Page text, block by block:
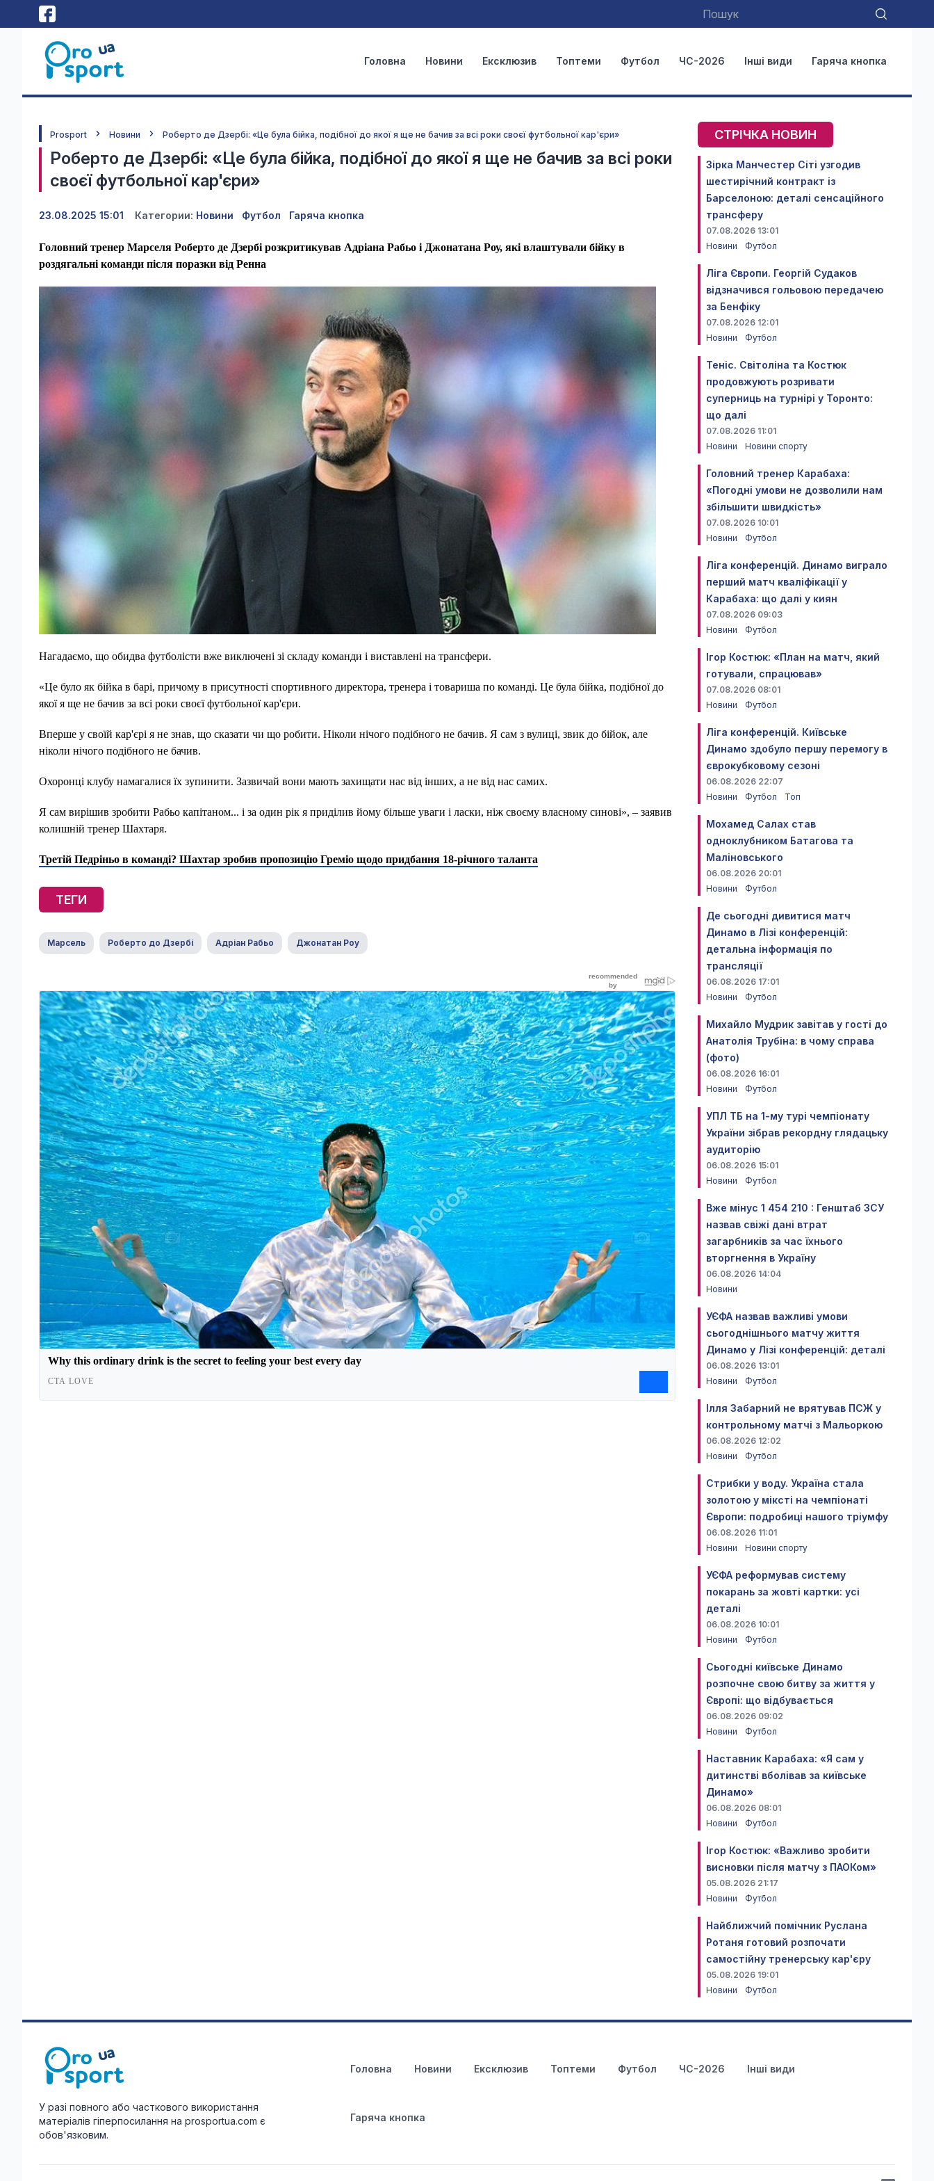
Головна Новини Ексклюзив Топтеми Футбол ЧС-2026 Інші види Гаряча кнопка
Prosport Новини Роберто де Дзербі: «Це була бійка, подібної до якої я ще не бачив за всі роки своєї футбольної кар'єри»
Роберто де Дзербі: «Це була бійка, подібної до якої я ще не бачив за всі роки
своєї футбольної кар'єри»
23.08.2025 15:01 Категории: Новини Футбол Гаряча кнопка
Головний тренер Марселя Роберто де Дзербі розкритикував Адріана Рабьо і Джонатана Роу, які влаштували бійку в
роздягальні команди після поразки від Ренна
Нагадаємо, що обидва футболісти вже виключені зі складу команди і виставлені на трансфери.
«Це було як бійка в барі, причому в присутності спортивного директора, тренера і товариша по команді. Це була бійка, подібної до
якої я ще не бачив за всі роки своєї футбольної кар'єри.
Вперше у своїй кар'єрі я не знав, що сказати чи що робити. Ніколи нічого подібного не бачив. Я сам з вулиці, звик до бійок, але
ніколи нічого подібного не бачив.
Охоронці клубу намагалися їх зупинити. Зазвичай вони мають захищати нас від інших, а не від нас самих.
Я сам вирішив зробити Рабьо капітаном... і за один рік я приділив йому більше уваги і ласки, ніж своєму власному синові», – заявив
колишній тренер Шахтаря.
Третій Педріньо в команді? Шахтар зробив пропозицію Греміо щодо придбання 18-річного таланта
ТЕГИ
Марсель Роберто до Дзербі Адріан Рабьо Джонатан Роу
СТРІЧКА НОВИН
Зірка Манчестер Сіті узгодив
шестирічний контракт із
Барселоною: деталі сенсаційного
трансферу
07.08.2026 13:01
Новини
Футбол
Ліга Європи. Георгій Судаков
відзначився гольовою передачею
за Бенфіку
07.08.2026 12:01
Новини
Футбол
Теніс. Світоліна та Костюк
продовжують розривати
суперниць на турнірі у Торонто:
що далі
07.08.2026 11:01
Новини
Новини спорту
Головний тренер Карабаха:
«Погодні умови не дозволили нам
збільшити швидкість»
07.08.2026 10:01
Новини
Футбол
Ліга конференцій. Динамо виграло
перший матч кваліфікації у
Карабаха: що далі у киян
07.08.2026 09:03
Новини
Футбол
Ігор Костюк: «План на матч, який
готували, спрацював»
07.08.2026 08:01
Новини
Футбол
Ліга конференцій. Київське
Динамо здобуло першу перемогу в
єврокубковому сезоні
06.08.2026 22:07
Новини
Футбол Топ
Мохамед Салах став
одноклубником Батагова та
Маліновського
06.08.2026 20:01
Новини
Футбол
Де сьогодні дивитися матч
Динамо в Лізі конференцій:
детальна інформація по
трансляції
06.08.2026 17:01
Новини
Футбол
Михайло Мудрик завітав у гості до
Анатолія Трубіна: в чому справа
(фото)
06.08.2026 16:01
Новини
Футбол
УПЛ ТБ на 1-му турі чемпіонату
України зібрав рекордну глядацьку
аудиторію
06.08.2026 15:01
Новини
Футбол
Вже мінус 1 454 210 : Генштаб ЗСУ
назвав свіжі дані втрат
загарбників за час їхнього
вторгнення в Україну
06.08.2026 14:04
Новини
УЄФА назвав важливі умови
сьогоднішнього матчу життя
Динамо у Лізі конференцій: деталі
06.08.2026 13:01
Новини
Футбол
Ілля Забарний не врятував ПСЖ у
контрольному матчі з Мальоркою
06.08.2026 12:02
Новини
Футбол
Стрибки у воду. Україна стала
золотою у міксті на чемпіонаті
Європи: подробиці нашого тріумфу
06.08.2026 11:01
Новини
Новини спорту
УЄФА реформував систему
покарань за жовті картки: усі
деталі
06.08.2026 10:01
Новини
Футбол
Сьогодні київське Динамо
розпочне свою битву за життя у
Європі: що відбувається
06.08.2026 09:02
Новини
Футбол
Наставник Карабаха: «Я сам у
дитинстві вболівав за київське
Динамо»
06.08.2026 08:01
Новини
Футбол
Ігор Костюк: «Важливо зробити
висновки після матчу з ПАОКом»
05.08.2026 21:17
Новини
Футбол
Найближчий помічник Руслана
Ротаня готовий розпочати
самостійну тренерську кар'єру
05.08.2026 19:01
Новини
Футбол
У разі повного або часткового використання
матеріалів гіперпосилання на prosportua.com є
обов'язковим.
Головна Новини Ексклюзив Топтеми Футбол ЧС-2026 Інші види
Гаряча кнопка